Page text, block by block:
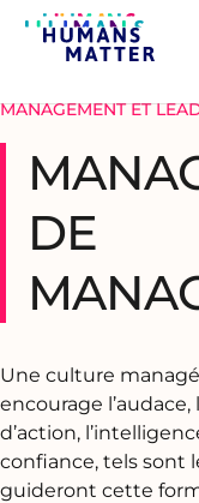
RETOUR
MANAGEMENT ET
DE
Une culture
encourage l’audace,
d’action,
confiance, tels sont
guideront cette